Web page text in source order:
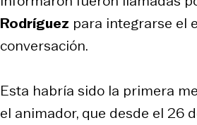
Rodríguez para integrarse el
conversación.
Esta habría sido la primera
el animador, que desde el 26